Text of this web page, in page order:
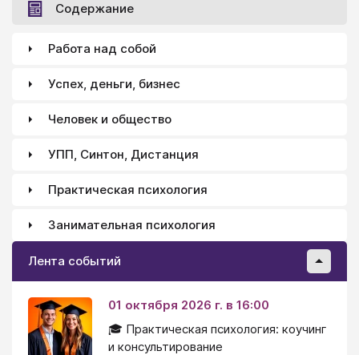
Содержание
Работа над собой
Успех, деньги, бизнес
Человек и общество
УПП, Синтон, Дистанция
Практическая психология
Занимательная психология
Лента событий
01 октября 2026 г. в 16:00
🎓 Практическая психология: коучинг
и консультирование